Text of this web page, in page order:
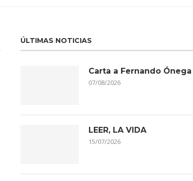
ÚLTIMAS NOTICIAS
Carta a Fernando Ónega
07/08/2026
LEER, LA VIDA
15/07/2026